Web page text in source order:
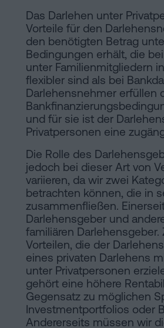
Das Darlehen unter
Vorteile für den
den benötigten Betrag
Bedingungen erhält, die
unter Familienmitgliedern
flexibler sind als bei
Darlehensnehmer erfüllen
und für sie ist der
Privatpersonen eine
Die Rolle des
jedoch bei dieser Art von
variieren, da wir zwei
betrachten können, die in
zusammenfließen.
Darlehensgeber und
familiären Darlehensgeber.
Vorteilen, die der
eines privaten Darlehens
unter Privatpersonen
gehört eine höhere
Gegensatz zu möglichen
Investmentportfolios oder
Andererseits müssen wir